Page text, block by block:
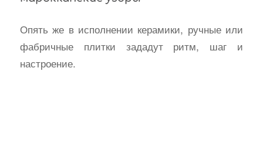
Опять же в исполнении керамики, ручные или
фабричные плитки зададут ритм, шаг и
настроение.